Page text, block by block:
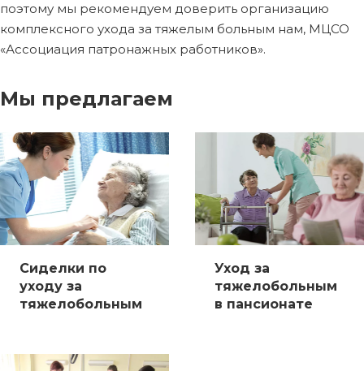
поэтому мы рекомендуем доверить организацию
комплексного ухода за тяжелым больным нам, МЦСО
«Ассоциация патронажных работников».
Мы предлагаем
Сиделки по
уходу за
тяжелобольным
Уход за
тяжелобольным
в пансионате